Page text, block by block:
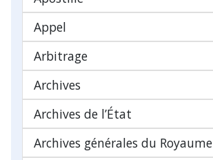
Appel
Arbitrage
Archives
Archives de l’État
Archives générales du Royaume